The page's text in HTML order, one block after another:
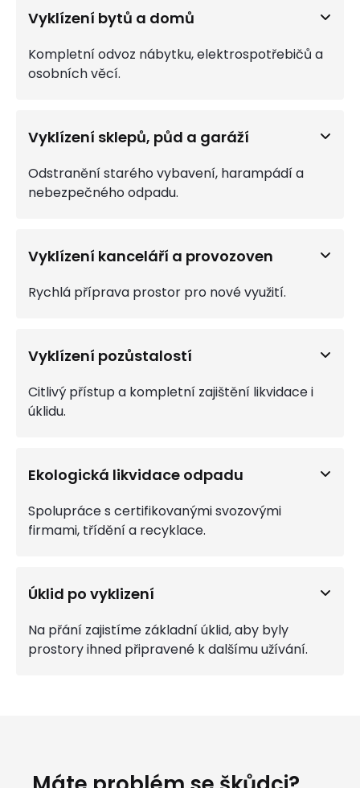
Vyklízení bytů a domů
Kompletní odvoz nábytku, elektrospotřebičů a
osobních věcí.
Vyklízení sklepů, půd a garáží
Odstranění starého vybavení, harampádí a
nebezpečného odpadu.
Vyklízení kanceláří a provozoven
Rychlá příprava prostor pro nové využití.
Vyklízení pozůstalostí
Citlivý přístup a kompletní zajištění likvidace i
úklidu.
Ekologická likvidace odpadu
Spolupráce s certifikovanými svozovými
firmami, třídění a recyklace.
Úklid po vyklizení
Na přání zajistíme základní úklid, aby byly
prostory ihned připravené k dalšímu užívání.